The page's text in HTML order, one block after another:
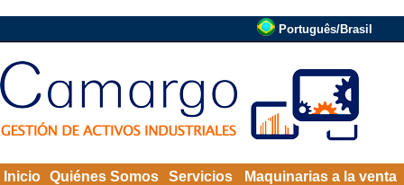
Português/Brasil
Inicio Quiénes Somos Servicios Maquinarias a la venta